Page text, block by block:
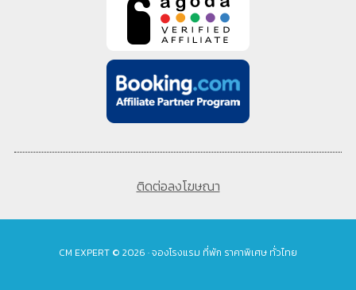
ติดต่อลงโฆษณา
CM EXPERT © 2026 · จองโรงแรม ที่พัก ราคาพิเศษ ทั่วไทย